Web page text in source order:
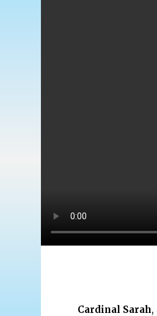
Cardinal Sarah,